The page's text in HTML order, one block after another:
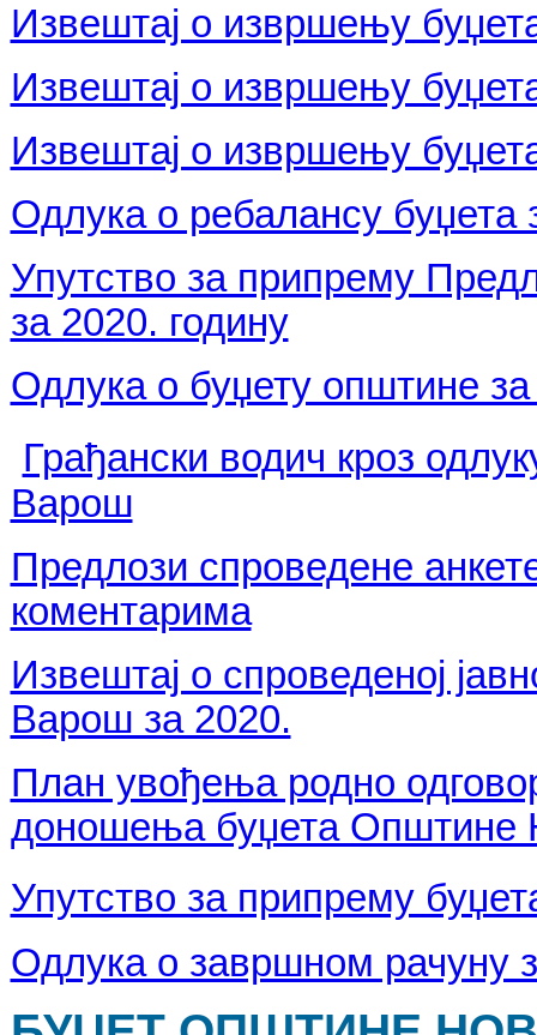
Извештај о извршењу
Извештај о извршењу
Извештај о извршењу
Одлука о ребалансу буџета
Упутство за припрему
за 2020. годину
Одлука о буџету општине за
Грађански водич кроз
Варош
Предлози спроведене
коментарима
Извештај о спроведеној
Варош за 2020.
План увођења родно
доношења буџета Општине
Упутство за припрему
Одлука о завршном рачуну